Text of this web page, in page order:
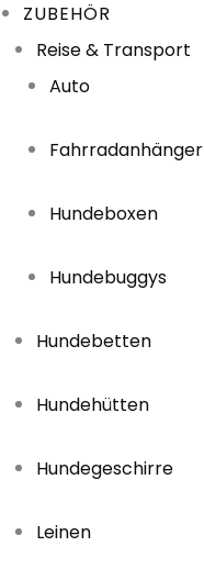
ZUBEHÖR
Reise & Transport
Auto
Fahrradanhänger
Hundeboxen
Hundebuggys
Hundebetten
Hundehütten
Hundegeschirre
Leinen